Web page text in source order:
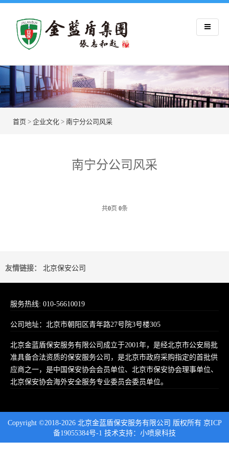
首页 > 企业文化 > 南宁分公司风采
南宁分公司风采
共0页 0条
友情链接： 北京保安公司
服务热线: 010-56610019
公司地址：北京市朝阳区青年路27号院3号楼305
北京金蓝盾保安服务有限公司成立于2001年，是经北京市公安局批
准具备合法资质的保安服务公司，是北京市政府采购指定的首批供
应商之一，是中国保安协会会员单位、北京市保安协会理事单位、
北京保安协会海外安全服务专业委员会委员单位。
Copyright ©2018-2026 北京金蓝盾保安服务有限公司 版权所有 京ICP
备19055384号-1 技术支持： 小喷泉科技